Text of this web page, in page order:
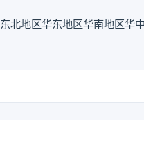
东北地区华东地区华南地区华